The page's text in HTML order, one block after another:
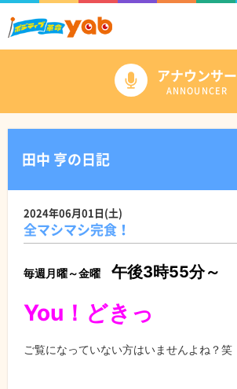
アナウンサー
ANNOUNCER
田中 亨の日記
2024年06月01日(土)
全マシマシ完食！
毎週月曜～金曜 午後3時55分～
You！どきっ
ご覧になっていない方はいませんよね？笑